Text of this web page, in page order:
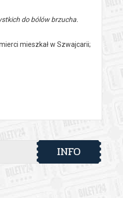
do bólów brzucha.
mieszkał w Szwajcarii;
komunikatem
INFO